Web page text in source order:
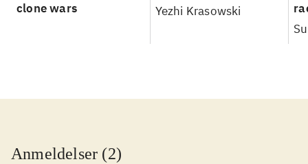
clone wars
Yezhi Krasowski
Anmeldelser (2)